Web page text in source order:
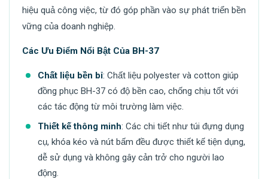
hiệu quả công việc, từ đó góp phần vào sự phát triển bền
vững của doanh nghiệp.
Các Ưu Điểm Nổi Bật Của BH-37
Chất liệu bền bỉ: Chất liệu polyester và cotton giúp
đồng phục BH-37 có độ bền cao, chống chịu tốt với
các tác động từ môi trường làm việc.
Thiết kế thông minh: Các chi tiết như túi đựng dụng
cụ, khóa kéo và nút bấm đều được thiết kế tiện dụng,
dễ sử dụng và không gây cản trở cho người lao
động.